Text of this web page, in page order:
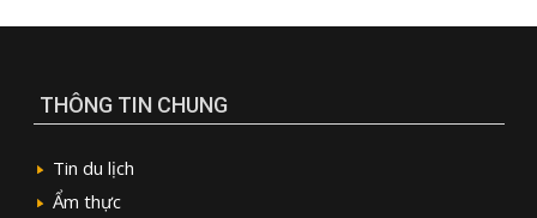
THÔNG TIN CHUNG
Tin du lịch
Ẩm thực